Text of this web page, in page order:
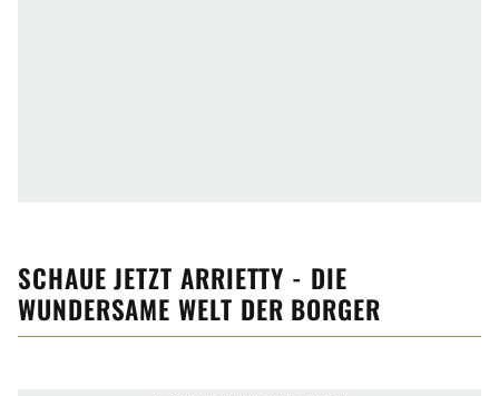
SCHAUE JETZT ARRIETTY - DIE
WUNDERSAME WELT DER BORGER